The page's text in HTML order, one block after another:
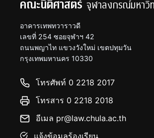
คณะนิติศาสตร์ จุฬาลงกรณ์มหาวิ
อาคารเทพทวาราวดี
เลขที่ 254 ซอยจุฬาฯ 42
ถนนพญาไท แขวงวังใหม่ เขตปทุมวัน
กรุงเทพมหานคร 10330
โทรศัพท์ 0 2218 2017
โทรสาร 0 2218 2018
อีเมล pr@law.chula.ac.th